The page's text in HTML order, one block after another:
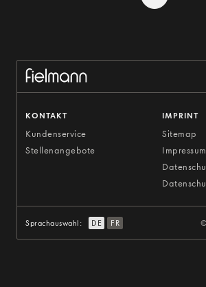
KONTAKT
Kundenservice
Stellenangebote
IMPRINT
Sitemap
Impressum
Sprachauswahl: DE FR